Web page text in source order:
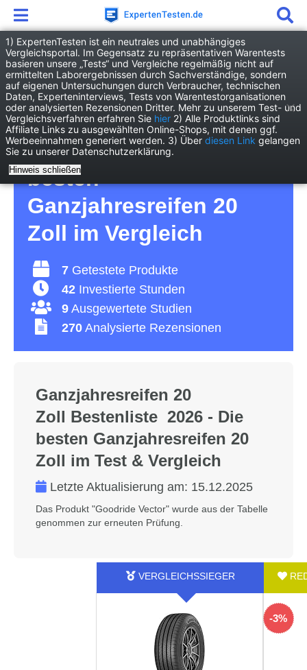
Heimwerken
Auto
Ganzjahresreifen 20 Zoll
Ganzjahresreifen 20
Zoll Test 2026 • Die 7
besten
Ganzjahresreifen 20
Zoll im Vergleich
7 Getestete Produkte
42 Investierte Stunden
9 Ausgewertete Studien
270 Analysierte Rezensionen
Ganzjahresreifen 20
Zoll Bestenliste 2026 - Die
besten Ganzjahresreifen 20
Zoll im Test & Vergleich
Letzte Aktualisierung am: 15.12.2025
Das Produkt "‎Goodride Vector" wurde aus der Tabelle
genommen zur erneuten Prüfung.
-3%
1) ExpertenTesten ist ein neutrales und unabhängiges
Vergleichsportal. Im Gegensatz zu repräsentativen Warentests
basieren unsere „Tests“ und Vergleiche regelmäßig nicht auf
ermittelten Laborergebnissen durch Sachverständige, sondern
auf eigenen Untersuchungen durch Verbraucher, technischen
Daten, Experteninterviews, Tests von Warentestorganisationen
oder analysierten Rezensionen Dritter. Mehr zu unserem Test- und
Vergleichsverfahren erfahren Sie hier 2) Alle Produktlinks sind
Affiliate Links zu ausgewählten Online-Shops, mit denen ggf.
Werbeeinnahmen generiert werden. 3) Über diesen Link gelangen
Sie zu unserer Datenschutzerklärung.
Hinweis schließen